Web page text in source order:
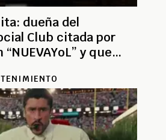
dueña del
Club citada por
y que